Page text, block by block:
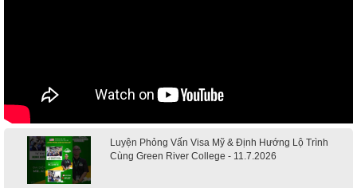
Luyện Phỏng Vấn Visa Mỹ & Định Hướng Lộ Trình
Cùng Green River College - 11.7.2026